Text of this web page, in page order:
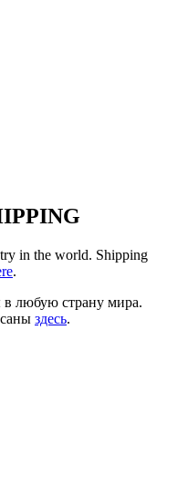
in the world. Shipping
.
в любую страну мира.
здесь.